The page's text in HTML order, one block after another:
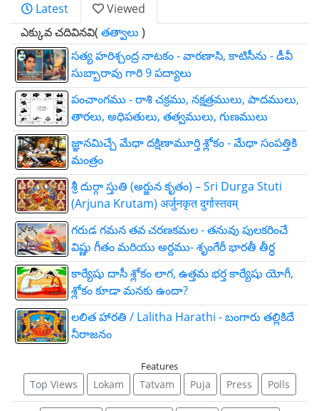
Latest
Viewed
ఎక్కువ చదివినవి( తత్వాలు )
సత్య హరిశ్చంద్ర నాటకం - వారణాసి, కాటిసీను - డీవీ
సుబ్బారావు గారి 9 పద్యాలు
పంచాంగము - రాశి చక్రము, నక్షత్రములు, పాదములు,
తారలు, అధిపతులు, తత్వములు, గుణములు
జ్ఞాన‌మిచ్చే మేధా ద‌క్షిణామూర్తి శ్లోకం - మేధా సంపత్తికి
మంత్రం
శ్రీ దుర్గా స్తుతి (అర్జున కృతం) – Sri Durga Stuti
(Arjuna Krutam) अर्जुनकृत दुर्गास्तवम्
గరుడ గమన తవ చరణకమల - తనువు పులకరించే
విష్ణు గీతం మరియు అర్దము- శృంగేరీ భారతీ తీర్ధ
కార్యేషు దాసీ శ్లోకం లాగ, ఉత్తమ భర్త కార్యేషు యోగీ,
శ్లోకం కూడా మనకు ఉందా?
లలిత హారతి / Lalitha Harathi - బంగారు తల్లికిదే
నీరాజనం
Features
Top Views Lokam Tatvam Puja Press Polls